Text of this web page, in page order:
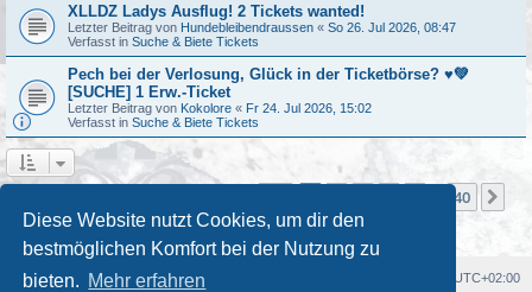
Diese Website nutzt Cookies, um dir den
bestmöglichen Komfort bei der Nutzung zu
bieten. Mehr erfahren
XLLDZ Ladys Ausflug! 2 Tickets wanted!
Letzter Beitrag von Hundebleibendraussen « So 26. Jul 2026, 08:47
Verfasst in Suche & Biete Tickets
Pech bei der Verlosung, Glück in der Ticketbörse? ♥️💚
[SUCHE] 1 Erw.-Ticket
Letzter Beitrag von Kokolore « Fr 24. Jul 2026, 15:02
Verfasst in Suche & Biete Tickets
40
Foren-Übersicht UTC+02:00